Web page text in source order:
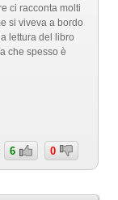
ci racconta molti
si viveva a bordo
lettura del libro
che spesso è
6 0